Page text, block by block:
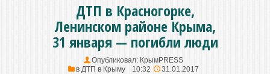
ДТП в Красногорке,
Ленинском районе Крыма,
31 января — погибли люди
Опубликовал: КрымPRESS
в ДТП в Крыму 10:32 31.01.2017